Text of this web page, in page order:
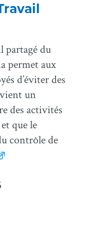
partagé du
permet aux
d’éviter des
un
des activités
que le
contrôle de